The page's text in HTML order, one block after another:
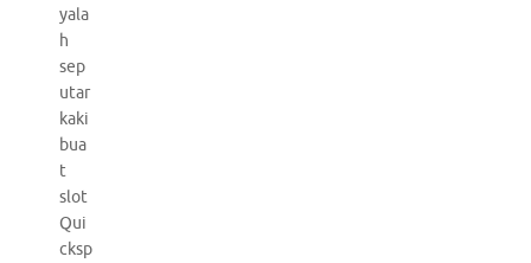
yala
h
sep
utar
kaki
bua
t
slot
Qui
cksp